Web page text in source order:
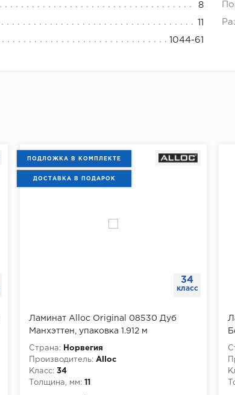
8
1044-61
34
класс
ПОДЛОЖКА В КОМПЛЕКТЕ
ДОСТАВКА В ПОДАРОК
Ламинат Alloc Original 08530 Дуб
Манхэттен, упаковка 1.912 м
Страна:
Норвегия
Производитель: Alloc
Класс: 34
Толщина, мм: 11